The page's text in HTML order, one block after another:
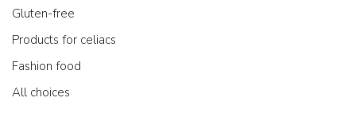
Gluten-free
Products for celiacs
Fashion food
All choices